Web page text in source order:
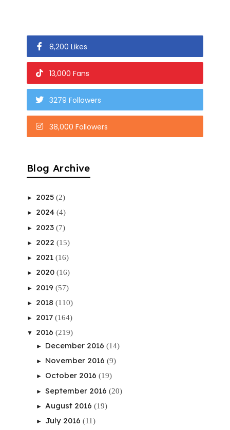
8,200 Likes
13,000 Fans
3279 Followers
38,000 Followers
Blog Archive
► 2025 (2)
► 2024 (4)
► 2023 (7)
► 2022 (15)
► 2021 (16)
► 2020 (16)
► 2019 (57)
► 2018 (110)
► 2017 (164)
▼ 2016 (219)
► December 2016 (14)
► November 2016 (9)
► October 2016 (19)
► September 2016 (20)
► August 2016 (19)
► July 2016 (11)